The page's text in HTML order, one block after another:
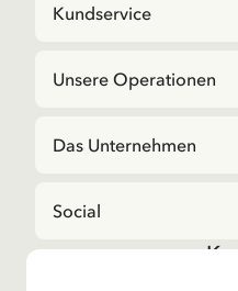
Kundservice
Unsere Operationen
Das Unternehmen
Social
Bei Fragen zu